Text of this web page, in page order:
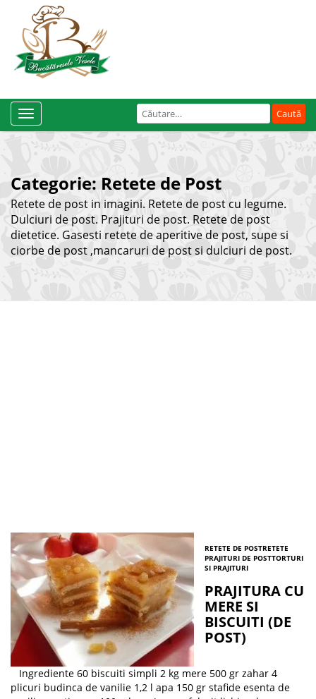
Caută
după:
Toggle
Navigation
Categorie: Retete de Post
Retete de post in imagini. Retete de post cu legume.
Dulciuri de post. Prajituri de post. Retete de post
dietetice. Gasesti retete de aperitive de post, supe si
ciorbe de post ,mancaruri de post si dulciuri de post.
RETETE DE POSTRETETE
PRAJITURI DE POSTTORTURI
SI PRAJITURI
PRAJITURA CU
MERE SI
BISCUITI (DE
POST)
Ingrediente 60 biscuiti simpli 2 kg mere 500 gr zahar 4
plicuri budinca de vanilie 1,2 l apa 150 gr stafide esenta de